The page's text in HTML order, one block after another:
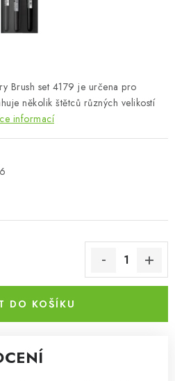
Kontakty
Doprava a platba
ochrany osobních údajů
(B2B)
Brush set 4179 je určena pro
několik štětců různých velikostí
informací
DO KOŠÍKU